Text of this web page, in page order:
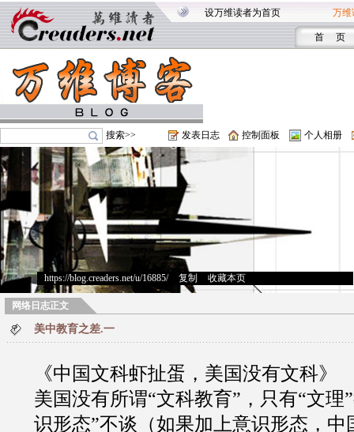
设万维读者为首页 万维
首 页
搜索>> 发表日志 控制面板 个人相册
https://blog.creaders.net/u/16885/> 复制 收藏本页
网络日志正文
美中教育之差.一
《中国文科虾扯蛋，美国没有文科》
美国没有所谓“文科教育” ，只有“文理”
识形态”不谈（如果加上意识形态，中